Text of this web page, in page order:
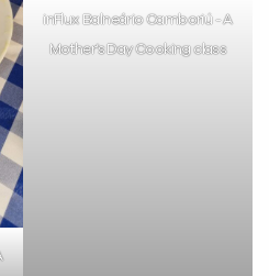
inFlux Balneário Camboriú - A
Mother’s Day Cooking class